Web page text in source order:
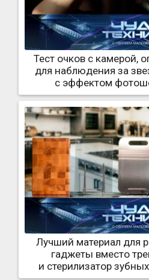
Тест очков с камерой,
для наблюдения за
с эффектом
Лучший материал для
гаджеты вместо
и стерилизатор